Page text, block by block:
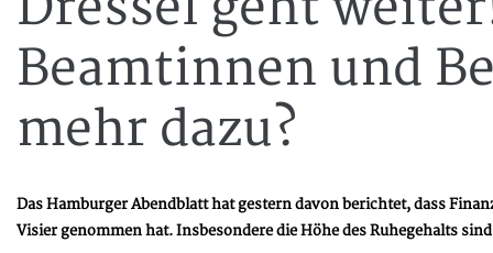
Beamtinnen und
mehr dazu?
Das Hamburger Abendblatt hat gestern davon berichtet, dass
Visier genommen hat. Insbesondere die Höhe des Ruhegehalts